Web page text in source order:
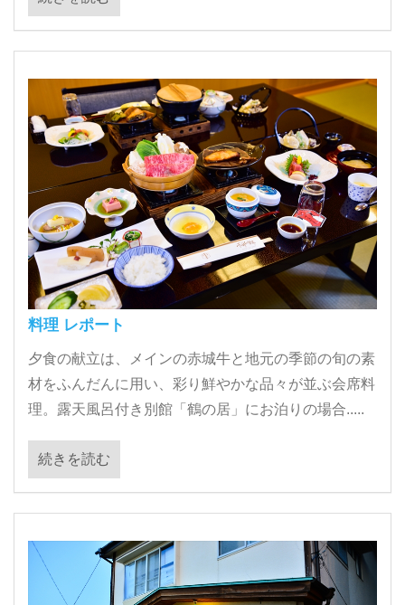
料理 レポート
夕食の献立は、メインの赤城牛と地元の季節の旬の素
材をふんだんに用い、彩り鮮やかな品々が並ぶ会席料
理。露天風呂付き別館「鶴の居」にお泊りの場合.....
続きを読む